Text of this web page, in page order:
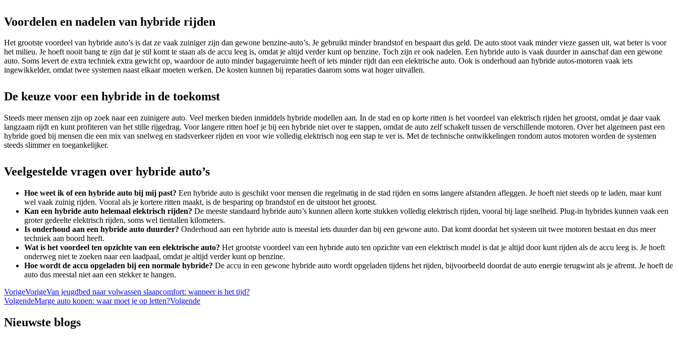
Voordelen en nadelen van hybride rijden
Het grootste voordeel van hybride auto’s is dat ze vaak zuiniger zijn dan gewone benzine-auto’s. Je gebruikt minder brandstof en bespaart dus geld. De auto stoot vaak minder vieze gassen uit, wat beter is voor
het milieu. Je hoeft nooit bang te zijn dat je stil komt te staan als de accu leeg is, omdat je altijd verder kunt op benzine. Toch zijn er ook nadelen. Een hybride auto is vaak duurder in aanschaf dan een gewone
auto. Soms levert de extra techniek extra gewicht op, waardoor de auto minder bagageruimte heeft of iets minder rijdt dan een elektrische auto. Ook is onderhoud aan hybride autos-motoren vaak iets
ingewikkelder, omdat twee systemen naast elkaar moeten werken. De kosten kunnen bij reparaties daarom soms wat hoger uitvallen.
De keuze voor een hybride in de toekomst
Steeds meer mensen zijn op zoek naar een zuinigere auto. Veel merken bieden inmiddels hybride modellen aan. In de stad en op korte ritten is het voordeel van elektrisch rijden het grootst, omdat je daar vaak
langzaam rijdt en kunt profiteren van het stille rijgedrag. Voor langere ritten hoef je bij een hybride niet over te stappen, omdat de auto zelf schakelt tussen de verschillende motoren. Over het algemeen past een
hybride goed bij mensen die een mix van snelweg en stadsverkeer rijden en voor wie volledig elektrisch nog een stap te ver is. Met de technische ontwikkelingen rondom autos motoren worden de systemen
steeds slimmer en toegankelijker.
Veelgestelde vragen over hybride auto’s
Hoe weet ik of een hybride auto bij mij past? Een hybride auto is geschikt voor mensen die regelmatig in de stad rijden en soms langere afstanden afleggen. Je hoeft niet steeds op te laden, maar kunt
wel vaak zuinig rijden. Vooral als je kortere ritten maakt, is de besparing op brandstof en de uitstoot het grootst.
Kan een hybride auto helemaal elektrisch rijden? De meeste standaard hybride auto’s kunnen alleen korte stukken volledig elektrisch rijden, vooral bij lage snelheid. Plug-in hybrides kunnen vaak een
groter gedeelte elektrisch rijden, soms wel tientallen kilometers.
Is onderhoud aan een hybride auto duurder? Onderhoud aan een hybride auto is meestal iets duurder dan bij een gewone auto. Dat komt doordat het systeem uit twee motoren bestaat en dus meer
techniek aan boord heeft.
Wat is het voordeel ten opzichte van een elektrische auto? Het grootste voordeel van een hybride auto ten opzichte van een elektrisch model is dat je altijd door kunt rijden als de accu leeg is. Je hoeft
onderweg niet te zoeken naar een laadpaal, omdat je altijd verder kunt op benzine.
Hoe wordt de accu opgeladen bij een normale hybride? De accu in een gewone hybride auto wordt opgeladen tijdens het rijden, bijvoorbeeld doordat de auto energie terugwint als je afremt. Je hoeft de
auto dus meestal niet aan een stekker te hangen.
VorigeVorigeVan jeugdbed naar volwassen slaapcomfort: wanneer is het tijd?
VolgendeMarge auto kopen: waar moet je op letten?Volgende
Nieuwste blogs